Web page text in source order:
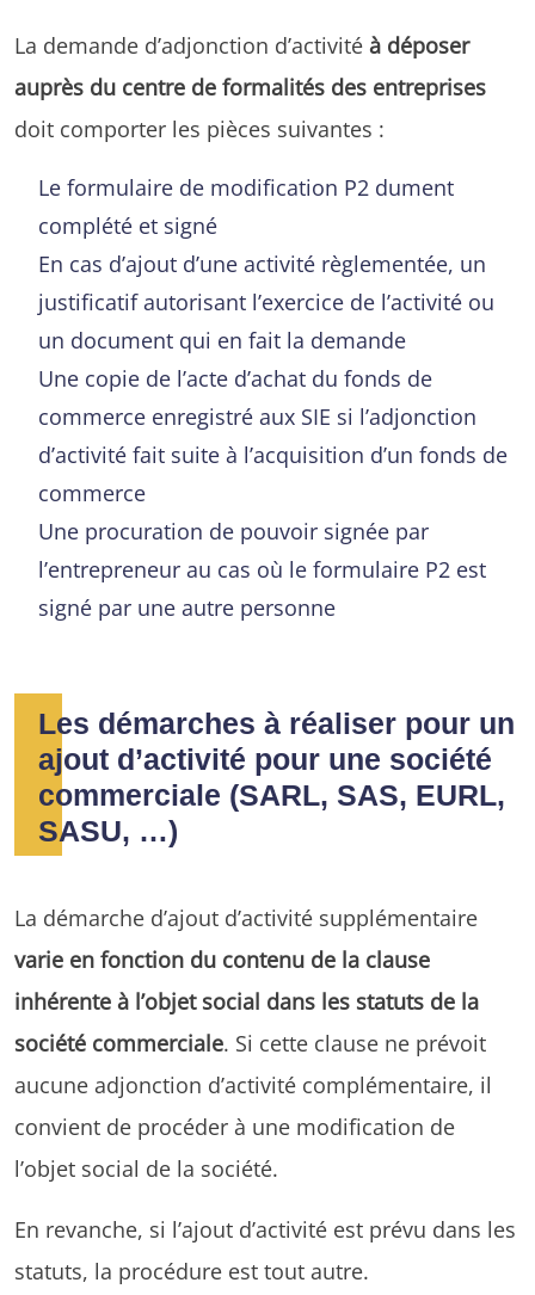
La demande d’adjonction d’activité à déposer
auprès du centre de formalités des entreprises
doit comporter les pièces suivantes :
Le formulaire de modification P2 dument
complété et signé
En cas d’ajout d’une activité règlementée, un
justificatif autorisant l’exercice de l’activité ou
un document qui en fait la demande
Une copie de l’acte d’achat du fonds de
commerce enregistré aux SIE si l’adjonction
d’activité fait suite à l’acquisition d’un fonds de
commerce
Une procuration de pouvoir signée par
l’entrepreneur au cas où le formulaire P2 est
signé par une autre personne
Les démarches à réaliser pour un
ajout d’activité pour une société
commerciale (SARL, SAS, EURL,
SASU, …)
La démarche d’ajout d’activité supplémentaire
varie en fonction du contenu de la clause
inhérente à l’objet social dans les statuts de la
société commerciale. Si cette clause ne prévoit
aucune adjonction d’activité complémentaire, il
convient de procéder à une modification de
l’objet social de la société.
En revanche, si l’ajout d’activité est prévu dans les
statuts, la procédure est tout autre.